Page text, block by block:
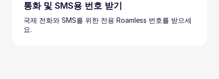
통화 및 SMS용 번호 받기
국제 전화와 SMS를 위한 전용 Roamless 번호를 받으세
요.